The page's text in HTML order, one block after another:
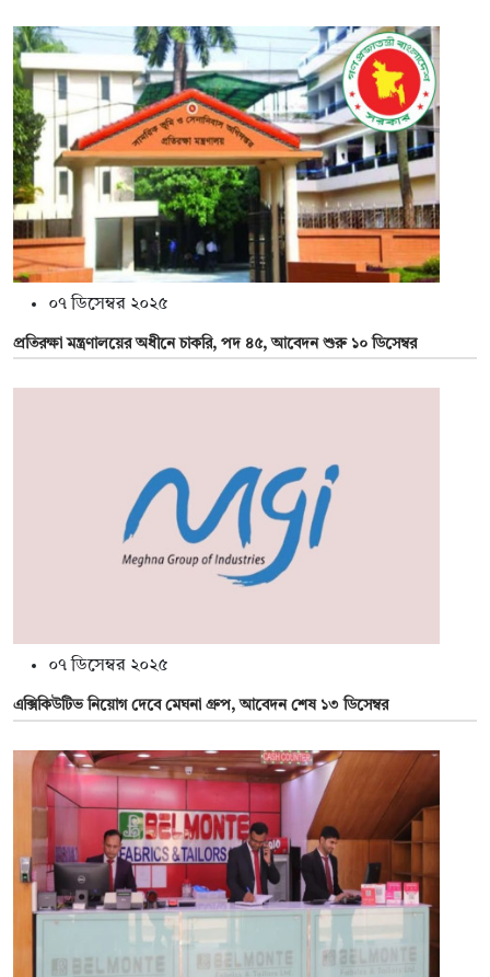
০৭ ডিসেম্বর ২০২৫
প্রতিরক্ষা মন্ত্রণালয়ের অধীনে চাকরি, পদ ৪৫, আবেদন শুরু ১০ ডিসেম্বর
০৭ ডিসেম্বর ২০২৫
এক্সিকিউটিভ নিয়োগ দেবে মেঘনা গ্রুপ, আবেদন শেষ ১৩ ডিসেম্বর